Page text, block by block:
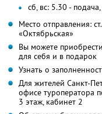
сб, вс: 5.30 -
Место отправления:
«Октябрьская»
Вы можете
для себя и в подарок
Узнать о
Для жителей Санкт-
офисе туроператора
3 этаж, кабинет 2